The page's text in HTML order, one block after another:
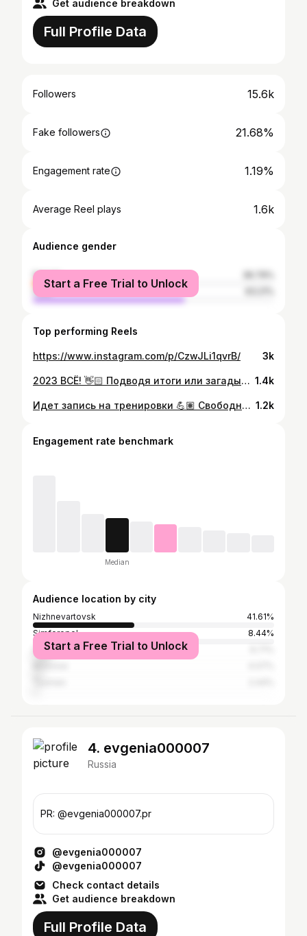
Get audience breakdown
Full Profile Data
Followers 15.6k
Fake followers 21.68%
Engagement rate 1.19%
Average Reel plays 1.6k
Audience gender
female
male
Start a Free Trial to Unlock
Top performing Reels
https://www.instagram.com/p/CzwJLi1qvrB/ 3k
2023 ВСЁ! 👋🏻 Подводя итоги или загадывая желание, помните только об одном: 🩷 вы достойны, всего о чём мечтаете! Не соглашайтесь на меньшее 🩵 И будьте счастливы! С новым 2024 годом! 🐉🍾 1.4k
Идет запись на тренировки 💪🏽 Свободные окна пока что есть, пишите 😇 @steel_nv86 1.2k
Engagement rate benchmark
Median
Audience location by city
Nizhnevartovsk
41.61%
Simferopol
8.44%
Dzhankoy Urban Okrug
Start a Free Trial to Unlock
4. evgenia000007
Russia
PR: @evgenia000007.pr
@evgenia000007
@evgenia000007
Check contact details
Get audience breakdown
Full Profile Data